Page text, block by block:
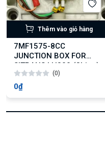
Thêm vào giỏ hàng
7MF1575-8CC
JUNCTION BOX FOR
SITRANS LH300 (China)
(0)
0₫